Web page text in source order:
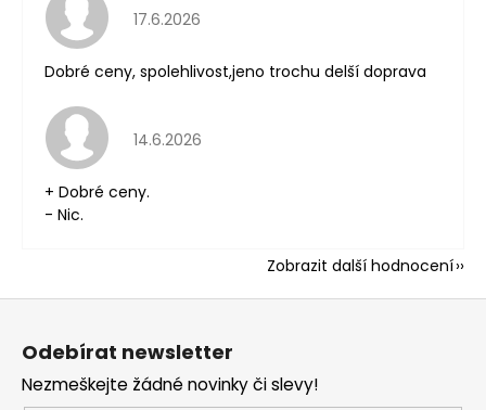
Hodnocení obchodu je 5 z 5 hvězdiček.
17.6.2026
Dobré ceny, spolehlivost,jeno trochu delší doprava
Hodnocení obchodu je 5 z 5 hvězdiček.
14.6.2026
+ Dobré ceny.
- Nic.
Zobrazit další hodnocení
Z
Odebírat newsletter
Nezmeškejte žádné novinky či slevy!